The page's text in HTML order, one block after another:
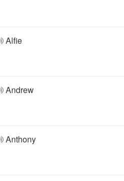
Alfie
Andrew
Anthony